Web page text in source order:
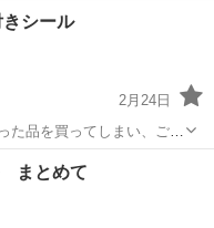
シール
2月24日
品を買ってしまい、ご希
…と、出品です まずは、コメントお願いいたします
品 サンリオ
まとめて